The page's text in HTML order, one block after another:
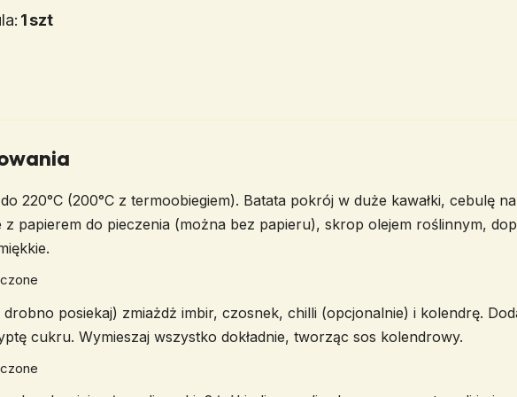
1szt
220°C (200°C z termoobiegiem). Batata pokrój w duże kawałki, cebulę
papierem do pieczenia (można bez papieru), skrop olejem roślinnym,
posiekaj) zmiażdż imbir, czosnek, chilli (opcjonalnie) i kolendrę.
cukru. Wymieszaj wszystko dokładnie, tworząc sos kolendrowy.